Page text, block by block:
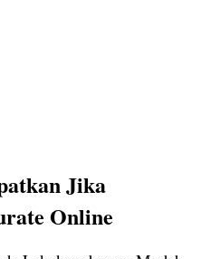
Jika
Online